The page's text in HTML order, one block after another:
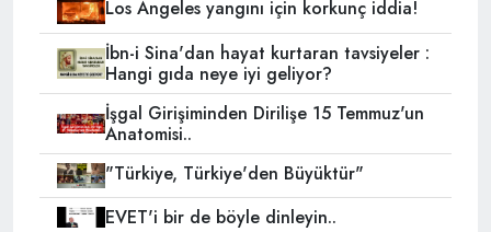
Los Angeles yangını için korkunç iddia!
İbn-i Sina'dan hayat kurtaran tavsiyeler :
Hangi gıda neye iyi geliyor?
İşgal Girişiminden Dirilişe 15 Temmuz'un
Anatomisi..
"Türkiye, Türkiye'den Büyüktür"
EVET'i bir de böyle dinleyin..